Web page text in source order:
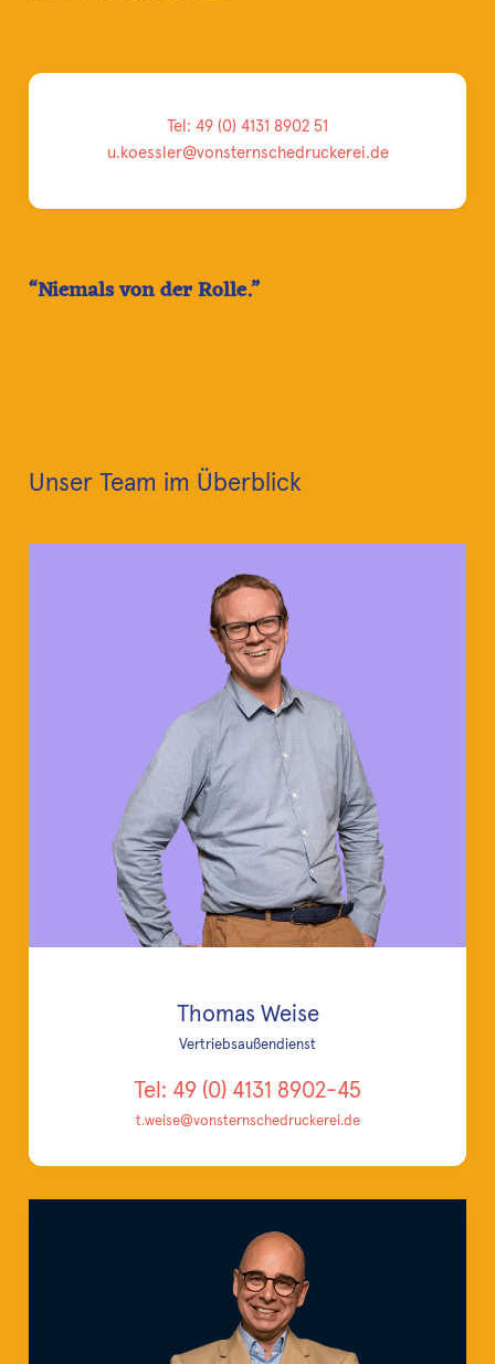
Tel: 49 (0) 4131 8902 51
u.koessler@vonsternschedruckerei.de
Niemals von der Rolle.
Unser Team im Überblick
Thomas Weise
Vertriebsaußendienst
Tel: 49 (0) 4131 8902-45
t.weise@vonsternschedruckerei.de